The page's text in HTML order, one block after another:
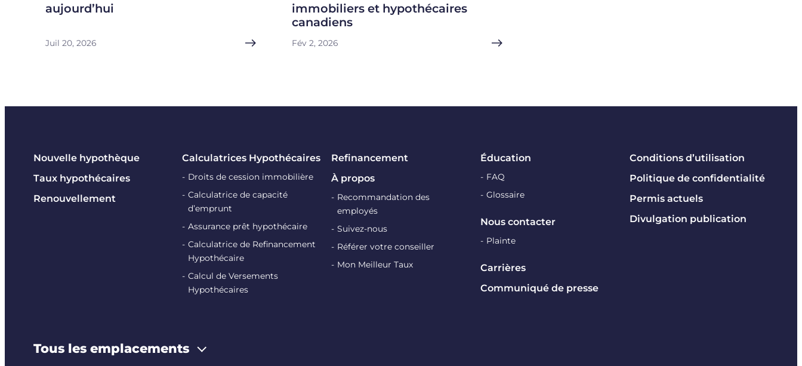
aujourd’hui
Juil 20, 2026
immobiliers et hypothécaires
canadiens
Fév 2, 2026
Nouvelle hypothèque
Taux hypothécaires
Renouvellement
Calculatrices Hypothécaires
Droits de cession immobilière
Calculatrice de capacité
d’emprunt
Assurance prêt hypothécaire
Calculatrice de Refinancement
Hypothécaire
Calcul de Versements
Hypothécaires
Refinancement
À propos
Recommandation des
employés
Suivez-nous
Référer votre conseiller
Mon Meilleur Taux
Éducation
FAQ
Glossaire
Nous contacter
Plainte
Carrières
Communiqué de presse
Conditions d’utilisation
Politique de confidentialité
Permis actuels
Divulgation publication
Tous les emplacements